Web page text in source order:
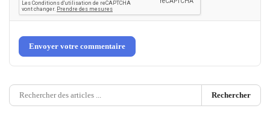
Envoyer votre commentaire
Rechercher